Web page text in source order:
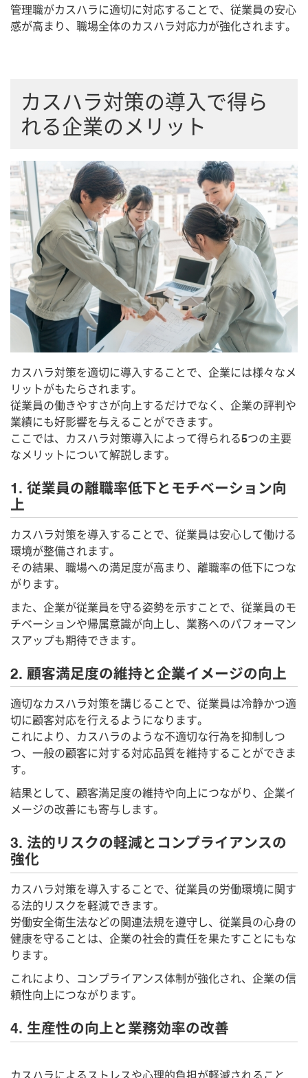
管理職がカスハラに適切に対応することで、従業員の安心
感が高まり、職場全体のカスハラ対応力が強化されます。
カスハラ対策の導入で得ら
れる企業のメリット
カスハラ対策を適切に導入することで、企業には様々なメ
リットがもたらされます。
従業員の働きやすさが向上するだけでなく、企業の評判や
業績にも好影響を与えることができます。
ここでは、カスハラ対策導入によって得られる5つの主要
なメリットについて解説します。
1. 従業員の離職率低下とモチベーション向
上
カスハラ対策を導入することで、従業員は安心して働ける
環境が整備されます。
その結果、職場への満足度が高まり、離職率の低下につな
がります。
また、企業が従業員を守る姿勢を示すことで、従業員のモ
チベーションや帰属意識が向上し、業務へのパフォーマン
スアップも期待できます。
2. 顧客満足度の維持と企業イメージの向上
適切なカスハラ対策を講じることで、従業員は冷静かつ適
切に顧客対応を行えるようになります。
これにより、カスハラのような不適切な行為を抑制しつ
つ、一般の顧客に対する対応品質を維持することができま
す。
結果として、顧客満足度の維持や向上につながり、企業イ
メージの改善にも寄与します。
3. 法的リスクの軽減とコンプライアンスの
強化
カスハラ対策を導入することで、従業員の労働環境に関す
る法的リスクを軽減できます。
労働安全衛生法などの関連法規を遵守し、従業員の心身の
健康を守ることは、企業の社会的責任を果たすことにもな
ります。
これにより、コンプライアンス体制が強化され、企業の信
頼性向上につながります。
4. 生産性の向上と業務効率の改善
カスハラによるストレスや心理的負担が軽減されること